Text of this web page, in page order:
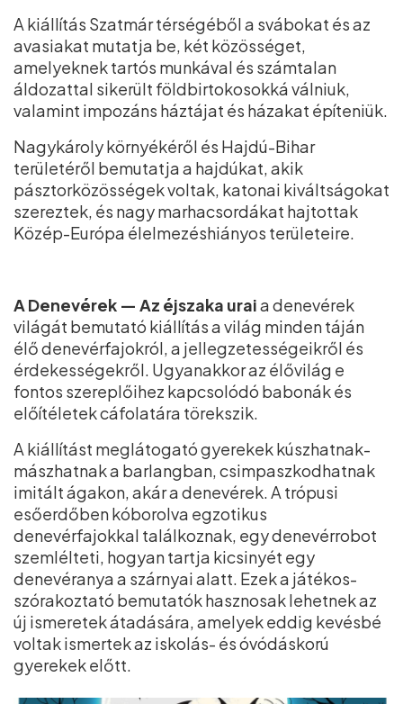
A kiállítás Szatmár térségéből a svábokat és az
avasiakat mutatja be, két közösséget,
amelyeknek tartós munkával és számtalan
áldozattal sikerült földbirtokosokká válniuk,
valamint impozáns háztájat és házakat építeniük.
Nagykároly környékéről és Hajdú-Bihar
területéről bemutatja a hajdúkat, akik
pásztorközösségek voltak, katonai kiváltságokat
szereztek, és nagy marhacsordákat hajtottak
Közép-Európa élelmezéshiányos területeire.
A Denevérek — Az éjszaka uraia denevérek
világát bemutató kiállítás a világ minden táján
élő denevérfajokról, a jellegzetességeikről és
érdekességekről. Ugyanakkor az élővilág e
fontos szereplőihez kapcsolódó babonák és
előítéletek cáfolatára törekszik.
A kiállítást meglátogató gyerekek kúszhatnak-
mászhatnak a barlangban, csimpaszkodhatnak
imitált ágakon, akár a denevérek. A trópusi
esőerdőben kóborolva egzotikus
denevérfajokkal találkoznak, egy denevérrobot
szemlélteti, hogyan tartja kicsinyét egy
denevéranya a szárnyai alatt. Ezek a játékos-
szórakoztató bemutatók hasznosak lehetnek az
új ismeretek átadására, amelyek eddig kevésbé
voltak ismertek az iskolás- és óvódáskorú
gyerekek előtt.